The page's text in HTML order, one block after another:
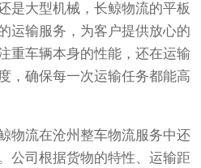
是大型机械，长鲸物流的平板
运输服务，为客户提供放心的
重车辆本身的性能，还在运输
，确保每一次运输任务都能高
物流在沧州整车物流服务中还
公司根据货物的特性、运输距